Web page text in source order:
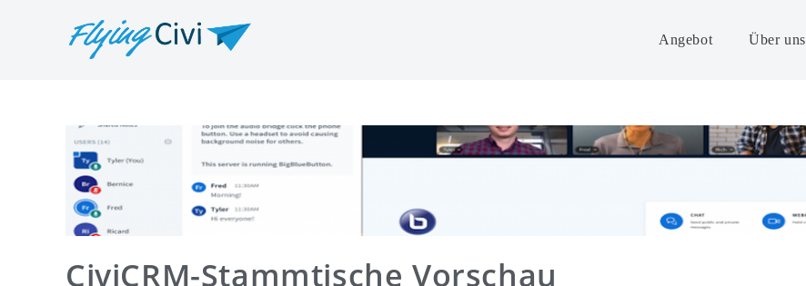
Angebot Über uns
CiviCRM-Stammtische Vorschau